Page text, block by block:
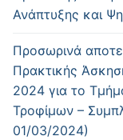
Ανάπτυξης και
Προσωρινά
Πρακτικής
2024 για το
Τροφίμων –
01/03/2024)